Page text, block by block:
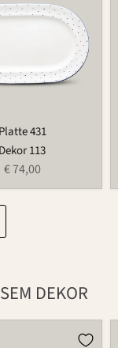
Platte 431
Dekor 113
€ 74,00
DEKOR